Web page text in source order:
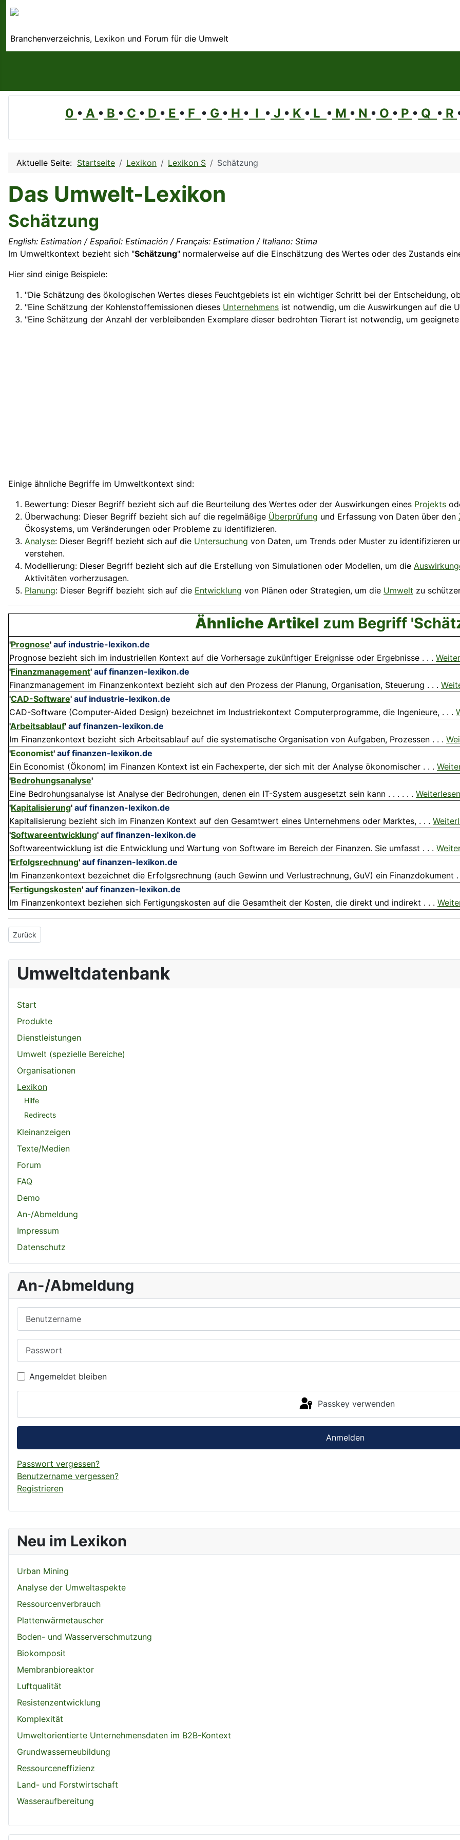
Branchenverzeichnis, Lexikon und Forum für die Umwelt
0 • A • B • C • D • E • F • G • H • I • J • K • L • M • N • O • P • Q • R
Neu im Lexikon
Urban Mining
Analyse der Umweltaspekte
Ressourcenverbrauch
Plattenwärmetauscher
Boden- und Wasserverschmutzung
Biokomposit
Membranbioreaktor
Luftqualität
Resistenzentwicklung
Komplexität
Umweltorientierte Unternehmensdaten im B2B-Kontext
Grundwasserneubildung
Ressourceneffizienz
Land- und Forstwirtschaft
Wasseraufbereitung
Aktuelle Seite: Startseite Lexikon Lexikon S Schätzung
Das Umwelt-Lexikon
Schätzung
English: Estimation / Español: Estimación / Français: Estimation / Italiano: Stima
Im Umweltkontext bezieht sich "Schätzung" normalerweise auf die Einschätzung des Wertes oder des Zustands
Hier sind einige Beispiele:
"Die Schätzung des ökologischen Wertes dieses Feuchtgebiets ist ein wichtiger Schritt bei der Entscheidung,
"Eine Schätzung der Kohlenstoffemissionen dieses Unternehmens ist notwendig, um die Auswirkungen auf die
"Eine Schätzung der Anzahl der verbleibenden Exemplare dieser bedrohten Tierart ist notwendig, um
Einige ähnliche Begriffe im Umweltkontext sind:
Bewertung: Dieser Begriff bezieht sich auf die Beurteilung des Wertes oder der Auswirkungen eines Projekts
Überwachung: Dieser Begriff bezieht sich auf die regelmäßige Überprüfung und Erfassung von Daten über den
Ökosystems, um Veränderungen oder Probleme zu identifizieren.
Analyse: Dieser Begriff bezieht sich auf die Untersuchung von Daten, um Trends oder Muster zu identifizieren
verstehen.
Modellierung: Dieser Begriff bezieht sich auf die Erstellung von Simulationen oder Modellen, um die
Aktivitäten vorherzusagen.
Planung: Dieser Begriff bezieht sich auf die Entwicklung von Plänen oder Strategien, um die Umwelt zu
Ähnliche Artikel zum Begriff
'Prognose' auf industrie-lexikon.de
Prognose bezieht sich im industriellen Kontext auf die Vorhersage zukünftiger Ereignisse oder Ergebnisse . . .
'Finanzmanagement' auf finanzen-lexikon.de
Finanzmanagement im Finanzenkontext bezieht sich auf den Prozess der Planung, Organisation, Steuerung . . .
'CAD-Software' auf industrie-lexikon.de
CAD-Software (Computer-Aided Design) bezeichnet im Industriekontext Computerprogramme, die Ingenieure, . . .
'Arbeitsablauf' auf finanzen-lexikon.de
Im Finanzenkontext bezieht sich Arbeitsablauf auf die systematische Organisation von Aufgaben, Prozessen . . .
'Economist' auf finanzen-lexikon.de
Ein Economist (Ökonom) im Finanzen Kontext ist ein Fachexperte, der sich mit der Analyse ökonomischer . . .
'Bedrohungsanalyse'
Eine Bedrohungsanalyse ist Analyse der Bedrohungen, denen ein IT-System ausgesetzt sein kann . . . . . . Weiterlesen
'Kapitalisierung' auf finanzen-lexikon.de
Kapitalisierung bezieht sich im Finanzen Kontext auf den Gesamtwert eines Unternehmens oder Marktes, . . .
'Softwareentwicklung' auf finanzen-lexikon.de
Softwareentwicklung ist die Entwicklung und Wartung von Software im Bereich der Finanzen. Sie umfasst . . .
'Erfolgsrechnung' auf finanzen-lexikon.de
Im Finanzenkontext bezeichnet die Erfolgsrechnung (auch Gewinn und Verlustrechnung, GuV) ein Finanzdokument .
'Fertigungskosten' auf finanzen-lexikon.de
Im Finanzenkontext beziehen sich Fertigungskosten auf die Gesamtheit der Kosten, die direkt und indirekt . . .
Vorheriger Beitrag: Schattenwurf
Zurück
Umweltdatenbank
Start
Produkte
Dienstleistungen
Umwelt (spezielle Bereiche)
Organisationen
Lexikon
Hilfe
Redirects
Kleinanzeigen
Texte/Medien
Forum
FAQ
Demo
An-/Abmeldung
Impressum
Datenschutz
An-/Abmeldung
Angemeldet bleiben
Passkey verwenden
Anmelden
Passwort vergessen?
Benutzername vergessen?
Registrieren